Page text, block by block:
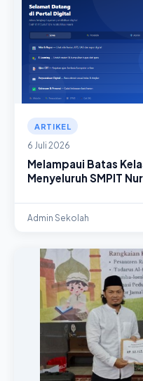
ARTIKEL
6 Juli 2026
Melampaui Batas
Menyeluruh SMPIT
Admin Sekolah